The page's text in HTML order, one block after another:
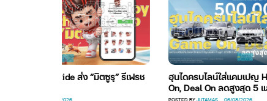
Ride ส่ง “มิตซูรุ” รีเฟรช
ฮุนไดครบไลน์ใส่แคมเปญ Hyundai
On, Deal On ลดสูงสุด 5 แสนบาท
JUTAMAS 06/08/2026